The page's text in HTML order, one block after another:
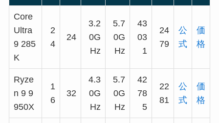
Core
Ultra
9 285
K
2
4
24
3.2
0G
Hz
5.7
0G
Hz
43
03
1
24
79
公
式
価
格
Ryze
n 9 9
950X
1
6
32
4.3
0G
Hz
5.7
0G
Hz
42
78
5
22
81
公
式
価
格